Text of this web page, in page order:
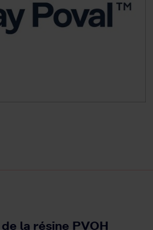
la résine PVOH